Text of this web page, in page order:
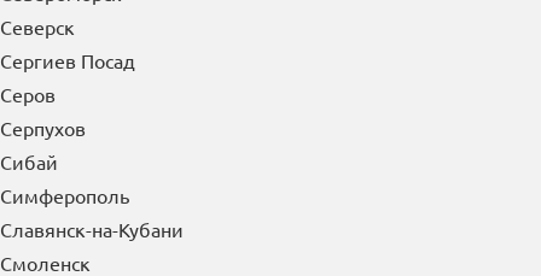
Саратов
Саров
Саяногорск
Свободный
Севастополь
Северодвинск
Североморск
Северск